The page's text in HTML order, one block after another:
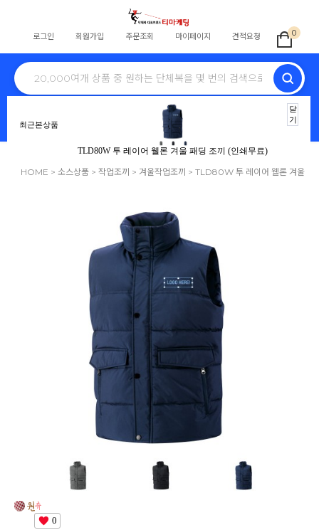
최근본상품
TLD80W 투 레이어 웰론 겨울 패딩 조끼 (인쇄무료)
닫
기
로그인 회원가입 주문조회 마이페이지 견적요청 0
회사단체 식당
병원
단체바람막이
HOME > 소스상품 > 작업조끼 > 겨울작업조끼 > TLD80W 투 레이어 웰론 겨울
0